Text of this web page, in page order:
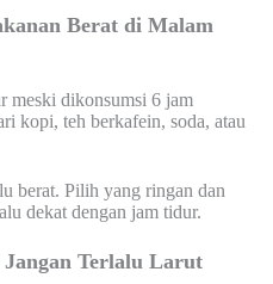
Berat di Malam
meski dikonsumsi 6 jam
kopi, teh berkafein, soda, atau
berat. Pilih yang ringan dan
dekat dengan jam tidur.
Terlalu Larut